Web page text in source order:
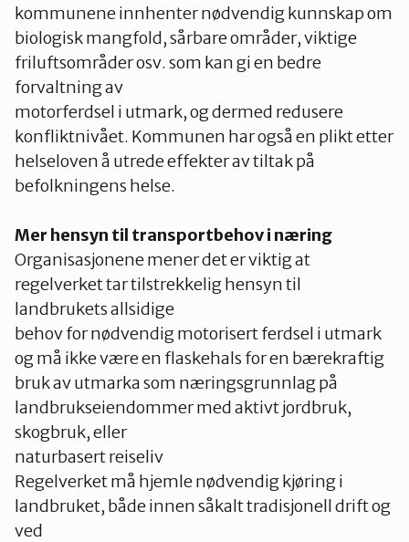
kommunene innhenter nødvendig kunnskap om
biologisk mangfold, sårbare områder, viktige
friluftsområder osv. som kan gi en bedre
forvaltning av
motorferdsel i utmark, og dermed redusere
konfliktnivået. Kommunen har også en plikt etter
helseloven å utrede effekter av tiltak på
befolkningens helse.
Mer hensyn til transportbehov i næring
Organisasjonene mener det er viktig at
regelverket tar tilstrekkelig hensyn til
landbrukets allsidige
behov for nødvendig motorisert ferdsel i utmark
og må ikke være en flaskehals for en bærekraftig
bruk av utmarka som næringsgrunnlag på
landbrukseiendommer med aktivt jordbruk,
skogbruk, eller
naturbasert reiseliv
Regelverket må hjemle nødvendig kjøring i
landbruket, både innen såkalt tradisjonell drift og
ved